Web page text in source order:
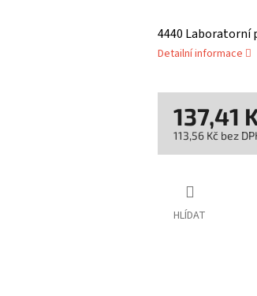
4440 Laboratorní
Detailní informace
HLÍDAT
137,41
113,56 Kč bez